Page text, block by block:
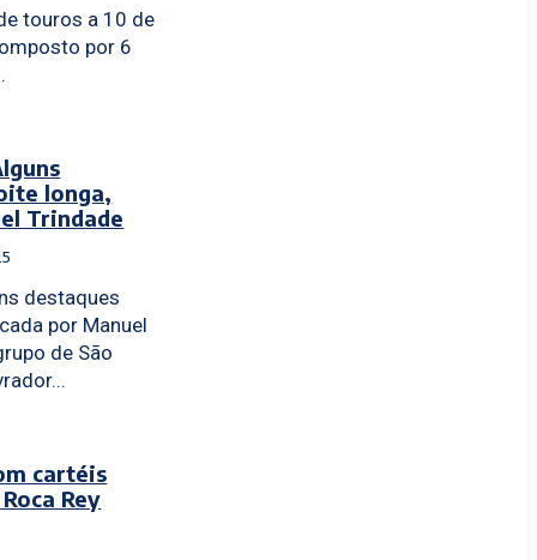
touros a 10 de
por 6
longa,
Trindade
destaques
por Manuel
de São
cartéis
Rey